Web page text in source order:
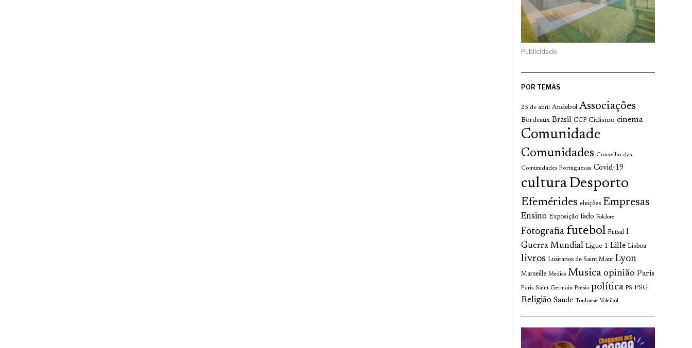
Publicidade
POR TEMAS
25 de abril Andebol Associações
Bordeaux Brasil CCP Ciclismo cinema
Comunidade
Comunidades Conselho das
Comunidades Portuguesas Covid-19
culturaDesporto
Efemérides eleições Empresas
Ensino Exposição fado Folclore
Fotografia futebol Futsal I
Guerra Mundial Ligue 1 Lille Lisboa
livros Lusitanos de Saint Maur Lyon
Marseille Medias Musica opinião Paris
Paris Saint Germain Poesia política PS PSG
Religião Saude Toulouse Voleibol